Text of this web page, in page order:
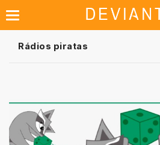
Rádios piratas